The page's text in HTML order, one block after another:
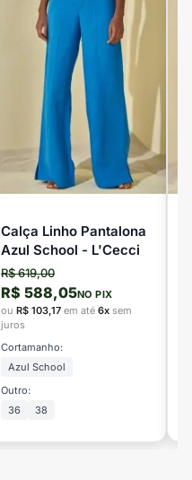
Calça Linho Pantalona
Azul School - L'Cecci
R$ 619,00
R$ 588,05NO PIX
ou R$ 103,17 em até 6x sem
juros
Cortamanho:
Azul School
Outro:
36
38